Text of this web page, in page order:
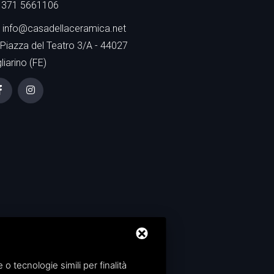
371 5661106
info@casadellaceramica.net
Piazza del Teatro 3/A - 44027
(FE)
tecnologie simili per finalità